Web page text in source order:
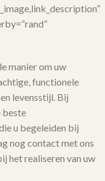
manier om uw
functionele
levensstijl. Bij
beste
u begeleiden bij
nog contact met ons
het realiseren van uw